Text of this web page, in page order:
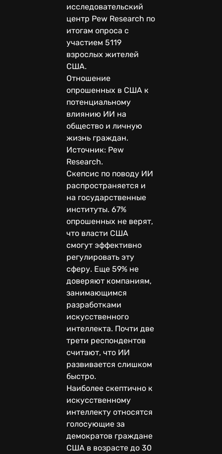
исследовательский
центр Pew Research по
итогам опроса с
участием 5119
взрослых жителей
США.
Отношение
опрошенных в США к
потенциальному
влиянию ИИ на
общество и личную
жизнь граждан.
Источник: Pew
Research.
Скепсис по поводу ИИ
распространяется и
на государственные
институты. 67%
опрошенных не верят,
что власти США
смогут эффективно
регулировать эту
сферу. Еще 59% не
доверяют компаниям,
занимающимся
разработками
искусственного
интеллекта. Почти две
трети респондентов
считают, что ИИ
развивается слишком
быстро.
Наиболее скептично к
искусственному
интеллекту относятся
голосующие за
демократов граждане
США в возрасте до 30